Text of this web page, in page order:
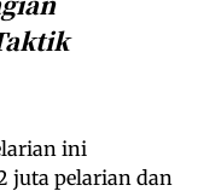
ini
juta pelarian dan